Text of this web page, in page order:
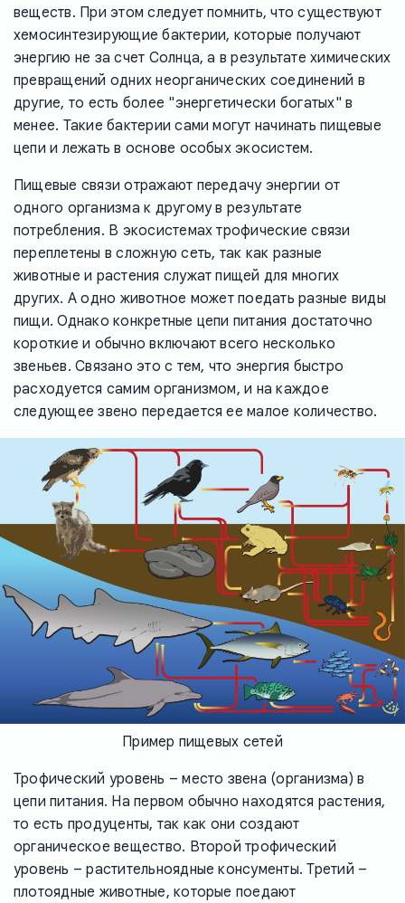
веществ. При этом следует помнить, что существуют
хемосинтезирующие бактерии, которые получают
энергию не за счет Солнца, а в результате химических
превращений одних неорганических соединений в
другие, то есть более "энергетически богатых" в
менее. Такие бактерии сами могут начинать пищевые
цепи и лежать в основе особых экосистем.
Пищевые связи отражают передачу энергии от
одного организма к другому в результате
потребления. В экосистемах трофические связи
переплетены в сложную сеть, так как разные
животные и растения служат пищей для многих
других. А одно животное может поедать разные виды
пищи. Однако конкретные цепи питания достаточно
короткие и обычно включают всего несколько
звеньев. Связано это с тем, что энергия быстро
расходуется самим организмом, и на каждое
следующее звено передается ее малое количество.
Пример пищевых сетей
Трофический уровень – место звена (организма) в
цепи питания. На первом обычно находятся растения,
то есть продуценты, так как они создают
органическое вещество. Второй трофический
уровень – растительноядные консументы. Третий –
плотоядные животные, которые поедают